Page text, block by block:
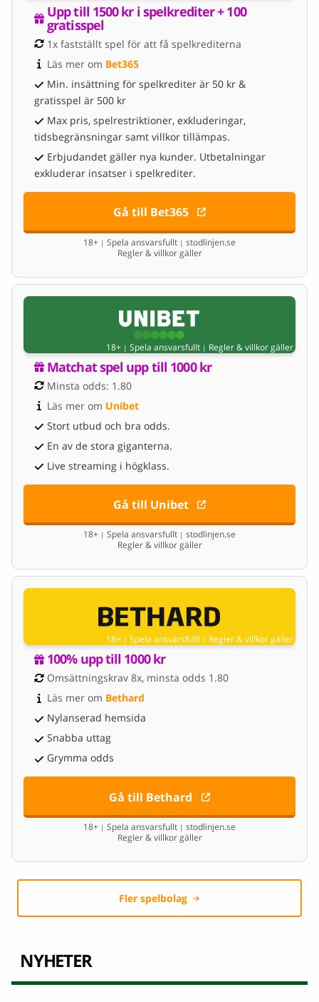
Upp till 1500 kr i spelkrediter + 100
gratisspel
1x fastställt spel för att få spelkrediterna
Läs mer om Bet365
Min. insättning för spelkrediter är 50 kr &
gratisspel är 500 kr
Max pris, spelrestriktioner, exkluderingar,
tidsbegränsningar samt villkor tillämpas.
Erbjudandet gäller nya kunder. Utbetalningar
exkluderar insatser i spelkrediter.
Gå till Bet365
18+ | Spela ansvarsfullt | stodlinjen.se
Regler & villkor gäller
18+ | Spela ansvarsfullt | Regler & villkor gäller
Matchat spel upp till 1000 kr
Minsta odds: 1.80
Läs mer om Unibet
Stort utbud och bra odds.
En av de stora giganterna.
Live streaming i högklass.
Gå till Unibet
18+ | Spela ansvarsfullt | stodlinjen.se
Regler & villkor gäller
18+ | Spela ansvarsfullt | Regler & villkor gäller
100% upp till 1000 kr
Omsättningskrav 8x, minsta odds 1.80
Läs mer om Bethard
Nylanserad hemsida
Snabba uttag
Grymma odds
Gå till Bethard
18+ | Spela ansvarsfullt | stodlinjen.se
Regler & villkor gäller
Fler spelbolag
NYHETER